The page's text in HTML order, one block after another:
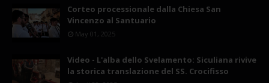
Corteo processionale dalla Chiesa San
Vincenzo al Santuario
May 01, 2025
Video - L'alba dello Svelamento: Siculiana rivive
la storica translazione del SS. Crocifisso